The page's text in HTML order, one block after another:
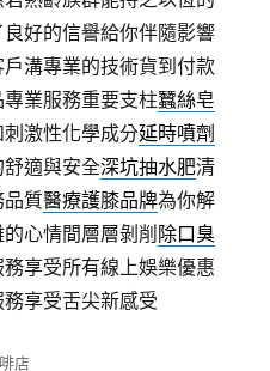
好的信譽給你伴隨影響
溝專業的技術貨到付款
業服務重要支柱蠶絲皂
激性化學成分延時噴劑
適與安全深坑抽水肥清
品質醫療護膝品牌為你解
心情間層層剝削 除口臭
享受所有線上娛樂優惠
享受舌尖新感受
店